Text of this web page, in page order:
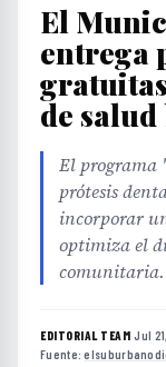
El
entrega
de
El programa
prótesis
incorporar
optimiza el
comunitaria.
EDITORIAL TEAM·Jul
Fuente: